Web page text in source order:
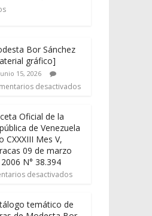
Bor Sánchez
gráfico]
15, 2026
desactivados
Oficial de la
de Venezuela
CXXXIII Mes V,
09 de marzo
N° 38.394
desactivados
temático de